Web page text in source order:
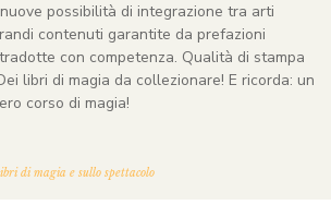
possibilità di integrazione tra arti
contenuti garantite da prefazioni
con competenza. Qualità di stampa
libri di magia da collezionare! E ricorda: un
corso di magia!
di magia e sullo spettacolo